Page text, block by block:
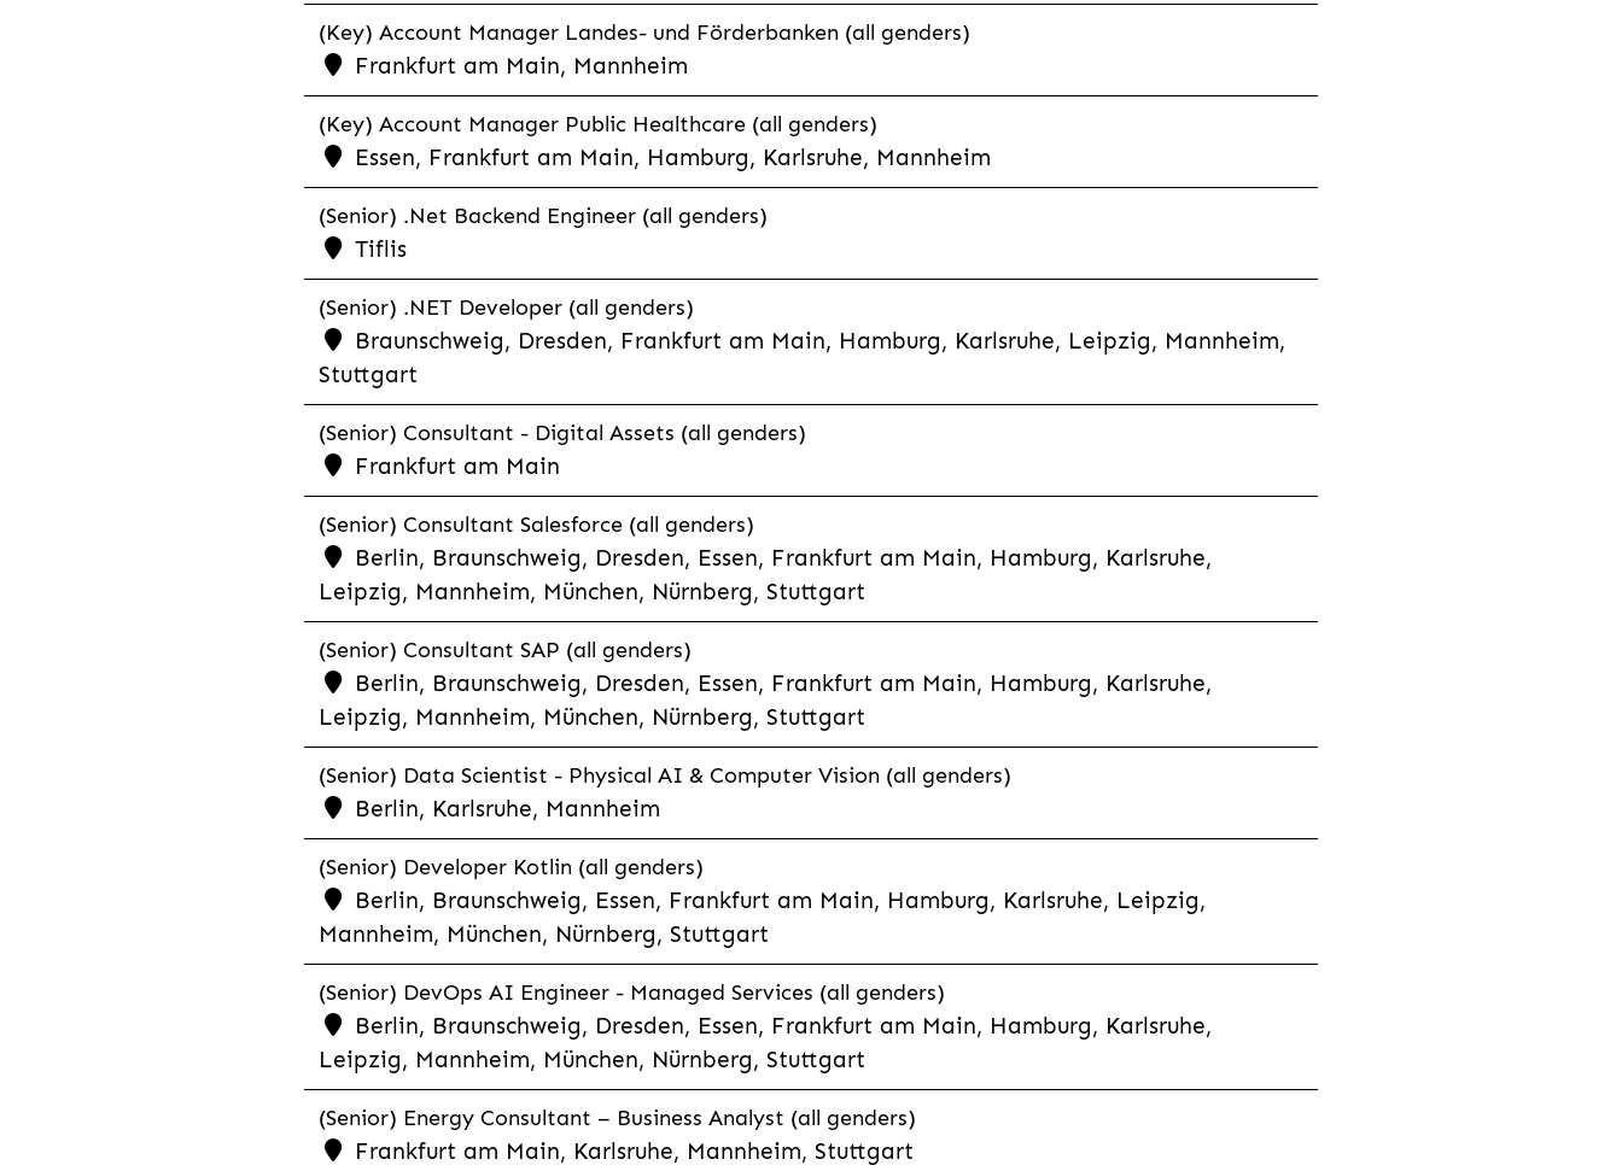
(Key) Account Manager Landes- und Förderbanken (all genders)
Frankfurt am Main, Mannheim
(Key) Account Manager Public Healthcare (all genders)
Essen, Frankfurt am Main, Hamburg, Karlsruhe, Mannheim
(Senior) .Net Backend Engineer (all genders)
Tiflis
(Senior) .NET Developer (all genders)
Braunschweig, Dresden, Frankfurt am Main, Hamburg, Karlsruhe, Leipzig, Mannheim,
Stuttgart
(Senior) Consultant - Digital Assets (all genders)
Frankfurt am Main
(Senior) Consultant Salesforce (all genders)
Berlin, Braunschweig, Dresden, Essen, Frankfurt am Main, Hamburg, Karlsruhe,
Leipzig, Mannheim, München, Nürnberg, Stuttgart
(Senior) Consultant SAP (all genders)
Berlin, Braunschweig, Dresden, Essen, Frankfurt am Main, Hamburg, Karlsruhe,
Leipzig, Mannheim, München, Nürnberg, Stuttgart
(Senior) Data Scientist - Physical AI & Computer Vision (all genders)
Berlin, Karlsruhe, Mannheim
(Senior) Developer Kotlin (all genders)
Berlin, Braunschweig, Essen, Frankfurt am Main, Hamburg, Karlsruhe, Leipzig,
Mannheim, München, Nürnberg, Stuttgart
(Senior) DevOps AI Engineer - Managed Services (all genders)
Berlin, Braunschweig, Dresden, Essen, Frankfurt am Main, Hamburg, Karlsruhe,
Leipzig, Mannheim, München, Nürnberg, Stuttgart
(Senior) Energy Consultant – Business Analyst (all genders)
Frankfurt am Main, Karlsruhe, Mannheim, Stuttgart